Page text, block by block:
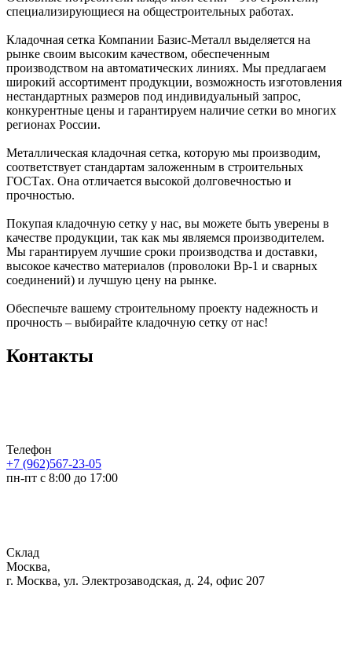
специализирующиеся на общестроительных работах.
Кладочная сетка Компании Базис-Металл выделяется на
рынке своим высоким качеством, обеспеченным
производством на автоматических линиях. Мы предлагаем
широкий ассортимент продукции, возможность изготовления
нестандартных размеров под индивидуальный запрос,
конкурентные цены и гарантируем наличие сетки во многих
регионах России.
Металлическая кладочная сетка, которую мы производим,
соответствует стандартам заложенным в строительных
ГОСТах. Она отличается высокой долговечностью и
прочностью.
Покупая кладочную сетку у нас, вы можете быть уверены в
качестве продукции, так как мы являемся производителем.
Мы гарантируем лучшие сроки производства и доставки,
высокое качество материалов (проволоки Вр-1 и сварных
соединений) и лучшую цену на рынке.
Обеспечьте вашему строительному проекту надежность и
прочность – выбирайте кладочную сетку от нас!
Контакты
Телефон
+7 (962)567-23-05
пн-пт с 8:00 до 17:00
Склад
Москва,
г. Москва, ул. Электрозаводская, д. 24, офис 207